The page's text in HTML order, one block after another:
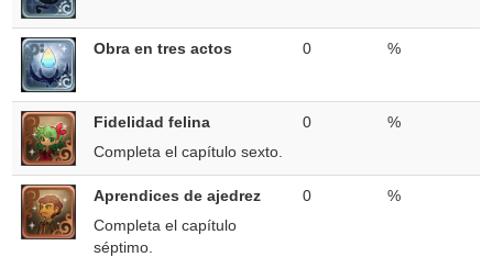
Obra en tres actos 0 %
Fidelidad felina
Completa el capítulo sexto.
0 %
Aprendices de ajedrez
Completa el capítulo
séptimo.
0 %